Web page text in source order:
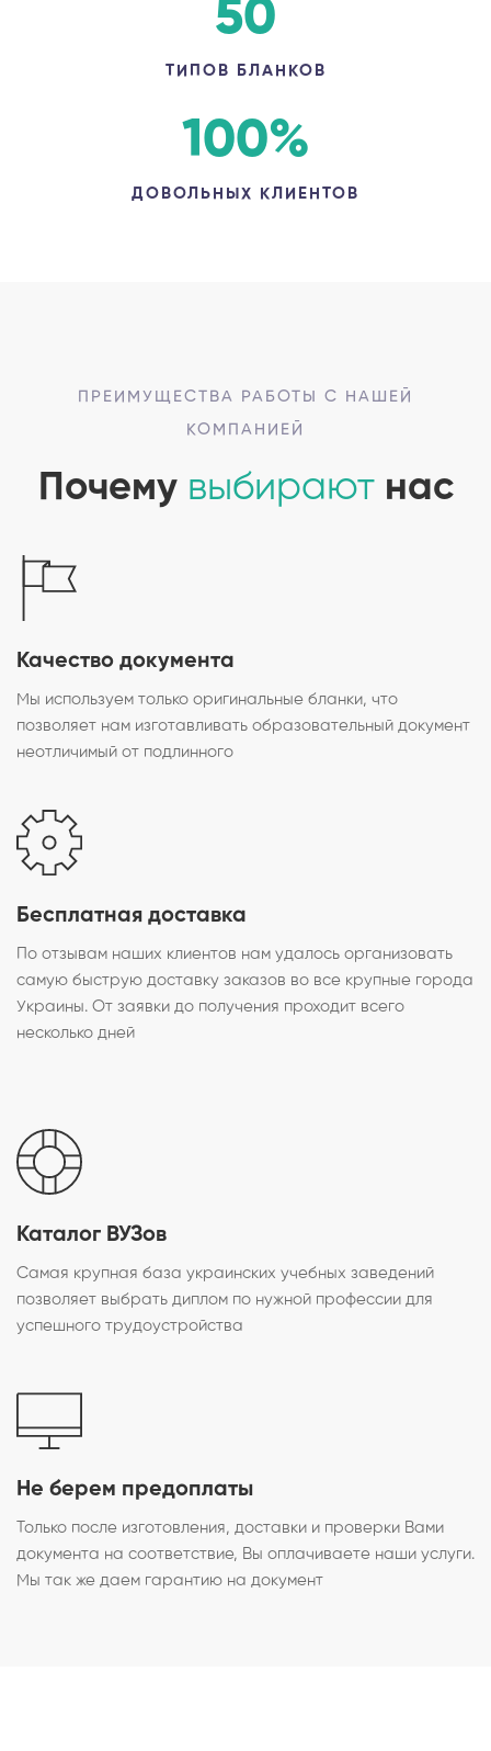
50
ТИПОВ БЛАНКОВ
100%
ДОВОЛЬНЫХ КЛИЕНТОВ
ПРЕИМУЩЕСТВА РАБОТЫ С НАШЕЙ
КОМПАНИЕЙ
Почему выбираютнас
Качество документа
Мы используем только оригинальные бланки, что
позволяет нам изготавливать образовательный документ
неотличимый от подлинного
Бесплатная доставка
По отзывам наших клиентов нам удалось организовать
самую быструю доставку заказов во все крупные города
Украины. От заявки до получения проходит всего
несколько дней
Каталог ВУЗов
Самая крупная база украинских учебных заведений
позволяет выбрать диплом по нужной профессии для
успешного трудоустройства
Не берем предоплаты
Только после изготовления, доставки и проверки Вами
документа на соответствие, Вы оплачиваете наши услуги.
Мы так же даем гарантию на документ